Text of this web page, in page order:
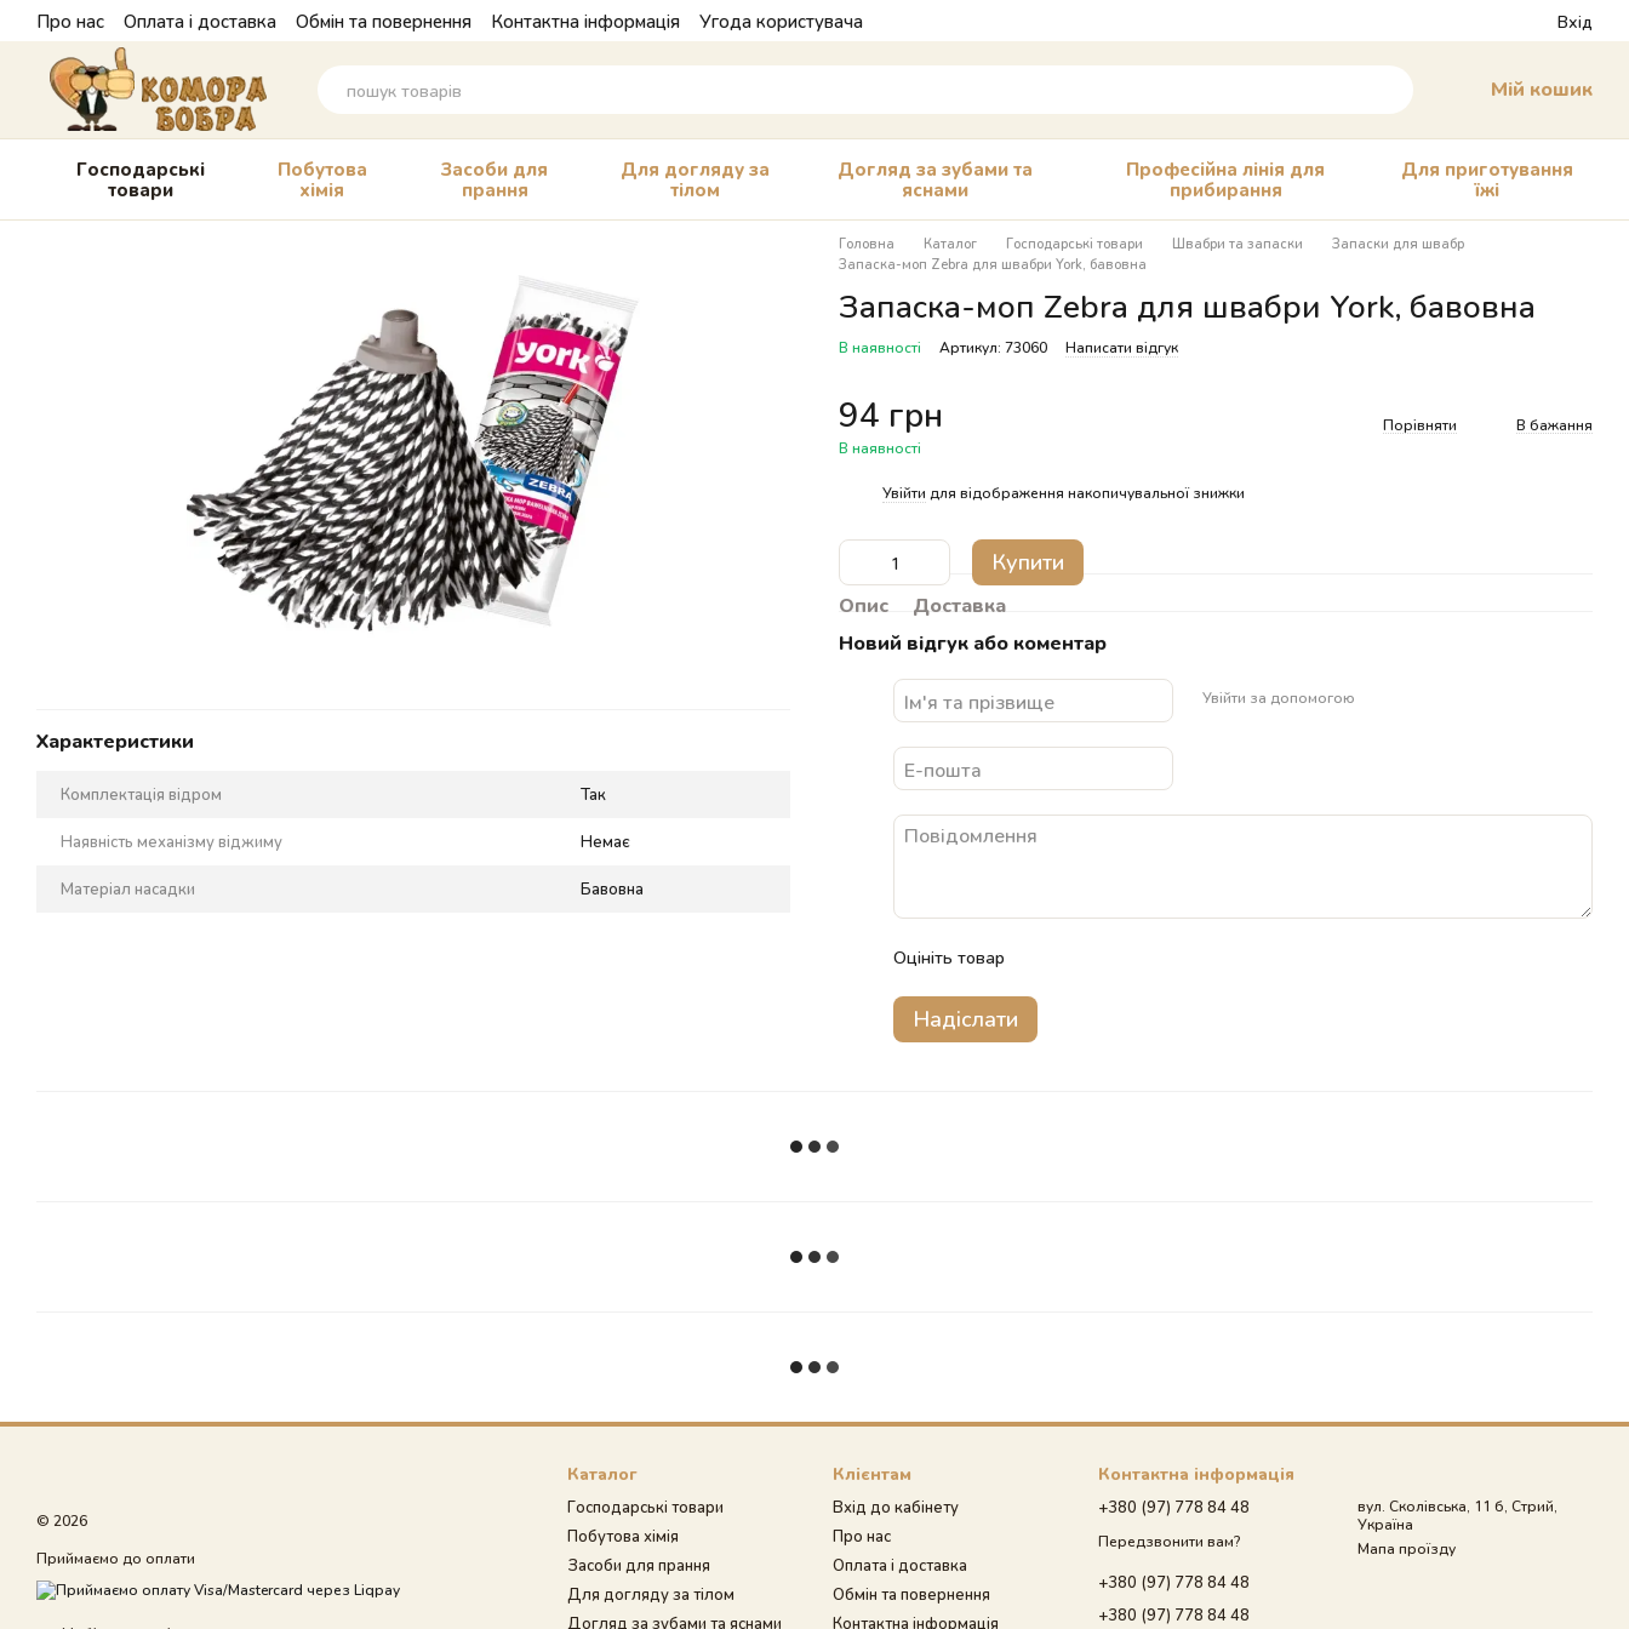
Перейти до основного контенту
Про нас Оплата і доставка Обмін та повернення Контактна інформація Угода користувача Вхід
Мій кошик
Господарські
товари
Побутова
хімія
Засоби для
прання
Для догляду за
тілом
Догляд за зубами та
яснами
Професійна лінія для
прибирання
Для приготування
їжі
Характеристики
Комплектація відром Так
Наявність механізму віджиму Немає
Матеріал насадки Бавовна
Головна Каталог Господарські товари Швабри та запаски
Запаски для швабр
Запаска-моп Zebra для швабри York, бавовна
Запаска-моп Zebra для швабри York, бавовна
В наявності Артикул: 73060 Написати відгук
94 грн
В наявності
Порівняти В бажання
Увійти для відображення накопичувальної знижки
Купити
Опис
Доставка
Новий відгук або коментар
Увійти за допомогою
Оцініть товар
Надіслати
© 2026
Приймаємо до оплати
Каталог
Господарські товари
Побутова хімія
Засоби для прання
Для догляду за тілом
Догляд за зубами та яснами
Клієнтам
Вхід до кабінету
Про нас
Оплата і доставка
Обмін та повернення
Контактна інформація
Контактна інформація
+380 (97) 778 84 48
Передзвонити вам?
+380 (97) 778 84 48
+380 (97) 778 84 48
вул. Сколівська, 11 б, Стрий,
Україна
Мапа проїзду